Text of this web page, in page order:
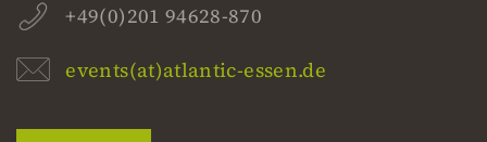
+49(0)201 94628-870
events(at)atlantic-essen.de